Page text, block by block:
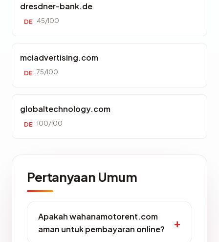
dresdner-bank.de
DE 45/100
mciadvertising.com
DE 75/100
globaltechnology.com
DE 100/100
Pertanyaan Umum
Apakah wahanamotorent.com
aman untuk pembayaran online?